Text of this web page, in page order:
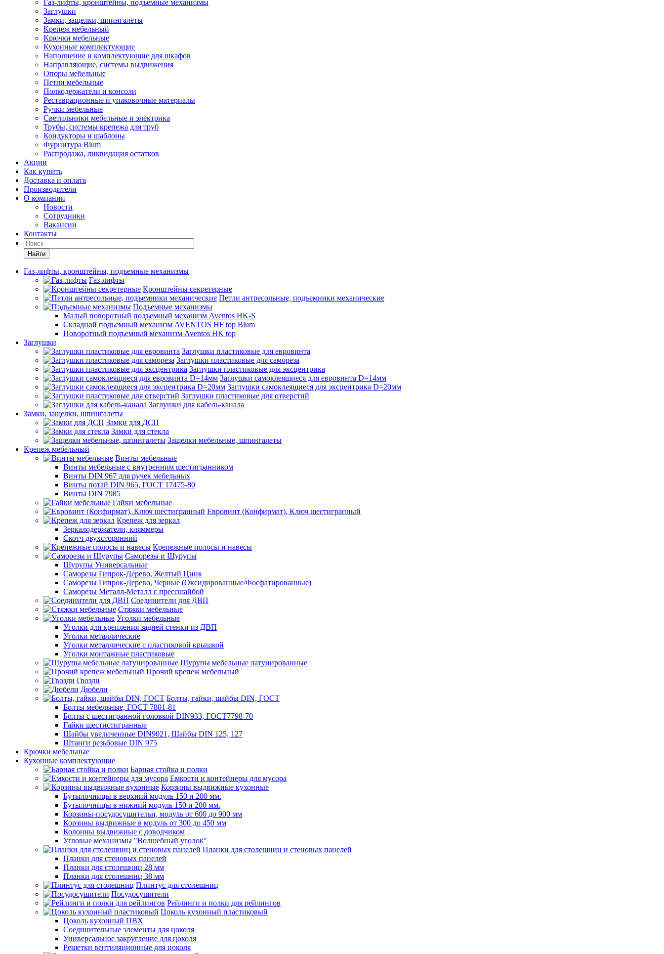
Газ-лифты, кронштейны, подъемные механизмы
Заглушки
Замки, защелки, шпингалеты
Крепеж мебельный
Крючки мебельные
Кухонные комплектующие
Наполнение и комплектующие для шкафов
Направляющие, системы выдвижения
Опоры мебельные
Петли мебельные
Полкодержатели и консоли
Реставрационные и упаковочные материалы
Ручки мебельные
Светильники мебельные и электрика
Трубы, системы крепежа для труб
Кондукторы и шаблоны
Фурнитура Blum
Распродажа, ликвидация остатков
Акции
Как купить
Доставка и оплата
Производители
О компании
Новости
Сотрудники
Вакансии
Контакты
Найти
Газ-лифты, кронштейны, подъемные механизмы
Газ-лифты
Кронштейны секретерные
Петли антресольные, подъемники механические
Подъемные механизмы
Малый поворотный подъемный механизм Aventos HK-S
Складной подъемный механизм AVENTOS HF top Blum
Поворотный подъемный механизм Aventos HK top
Заглушки
Заглушки пластиковые для евровинта
Заглушки пластиковые для самореза
Заглушки пластиковые для эксцентрика
Заглушки самоклеящиеся для евровинта D=14мм
Заглушки самоклеящиеся для эксцентрика D=20мм
Заглушки пластиковые для отверстий
Заглушки для кабель-канала
Замки, защелки, шпингалеты
Замки для ДСП
Замки для стекла
Защелки мебельные, шпингалеты
Крепеж мебельный
Винты мебельные
Винты мебельные с внутренним шестигранником
Винты DIN 967 для ручек мебельных
Винты потай DIN 965, ГОСТ 17475-80
Винты DIN 7985
Гайки мебельные
Евровинт (Конфирмат), Ключ шестигранный
Крепеж для зеркал
Зеркалодержатели, кляммеры
Скотч двухсторонний
Крепежные полосы и навесы
Саморезы и Шурупы
Шурупы Универсальные
Саморезы Гипрок-Дерево, Желтый Цинк
Саморезы Гипрок-Дерево, Черные (Оксидированные/Фосфатированные)
Саморезы Металл-Металл с прессшайбой
Соединители для ДВП
Стяжки мебельные
Уголки мебельные
Уголки для крепления задней стенки из ДВП
Уголки металлические
Уголки металлические с пластиковой крышкой
Уголки монтажные пластиковые
Шурупы мебельные латунированные
Прочий крепеж мебельный
Гвозди
Дюбели
Болты, гайки, шайбы DIN, ГОСТ
Болты мебельные, ГОСТ 7801-81
Болты с шестигранной головкой DIN933, ГОСТ7798-70
Гайки шестистигранные
Шайбы увеличенные DIN9021, Шайбы DIN 125, 127
Штанги резьбовые DIN 975
Крючки мебельные
Кухонные комплектующие
Барная стойка и полки
Емкости и контейнеры для мусора
Корзины выдвижные кухонные
Бутылочницы в верхний модуль 150 и 200 мм.
Бутылочницы в нижний модуль 150 и 200 мм.
Корзины-посудосушительи, модуль от 600 до 900 мм
Корзины выдвижные в модуль от 300 до 450 мм
Колонны выдвижные с доводчиком
Угловые механизмы "Волшебный уголок"
Планки для столешниц и стеновых панелей
Планки для стеновых панелей
Планки для столешниц 28 мм
Планки для столешниц 38 мм
Плинтус для столешниц
Посудосушители
Рейлинги и полки для рейлингов
Цоколь кухонный пластиковый
Цоколь кухонный ПВХ
Соединительные элементы для цоколя
Универсальное закругление для цоколя
Решетки вентиляционные для цоколя